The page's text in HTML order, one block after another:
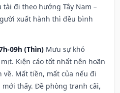
đi theo hướng Tây Nam –
xuất hành thì đều bình
09h (Thìn) Mưu sự khó
Kiện cáo tốt nhất nên hoãn
về. Mất tiền, mất của nếu đi
thấy. Đề phòng tranh cãi,